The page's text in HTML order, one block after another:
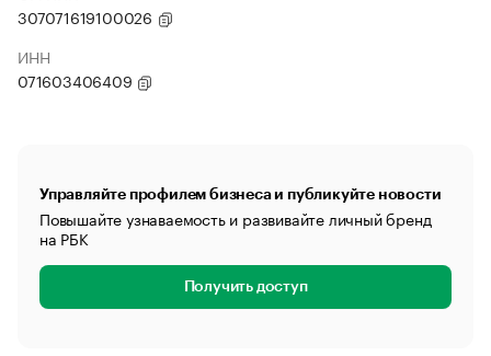
307071619100026
ИНН
071603406409
Управляйте профилем бизнеса и публикуйте новости
Повышайте узнаваемость и развивайте личный бренд
на РБК
Получить доступ